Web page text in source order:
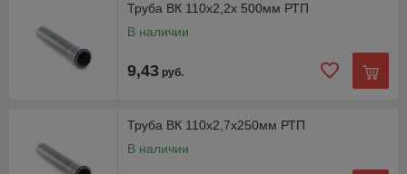
Труба ВК 110х2,2х 500мм РТП
В наличии
9,43 руб.
Труба ВК 110х2,7х250мм РТП
В наличии